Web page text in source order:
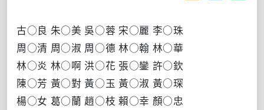
古○良 朱○美 吳○蓉 宋○麗 李○珠
周○清 周○淑 周○德 林○翰 林○華
林○炎 林○啊 洪○花 張○鑾 許○欽
陳○芳 黃○對 黃○玉 黃○淑 黃○琛
楊○女 葛○蘭 趙○枝 賴○幸 顏○忠